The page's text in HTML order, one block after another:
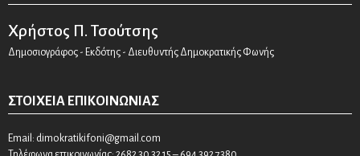
Χρήστος Π. Τσούτσης
Δημοσιογράφος - Εκδότης - Διευθυντής Δημοκρατικής Φωνής
ΣΤΟΙΧΕΊΑ ΕΠΙΚΟΙΝΩΝΊΑΣ
Email: dimokratikifoni@gmail.com